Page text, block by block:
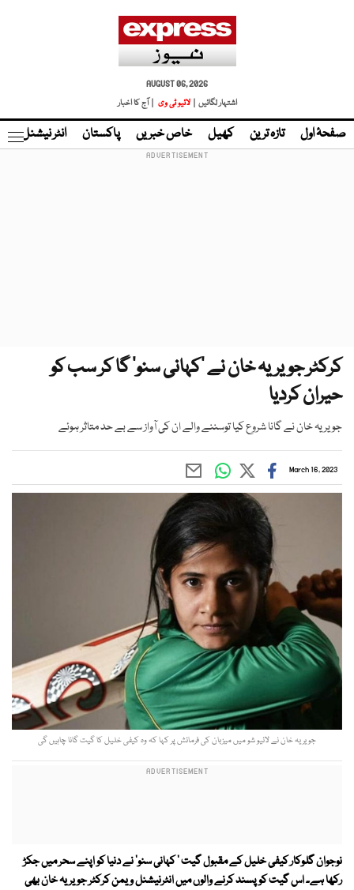
AUGUST 06, 2026
اشتہار لگائیں |
لائیو ٹی وی | آج کا اخبار
صفحۂ اول تازہ ترین کھیل خاص خبریں پاکستان انٹر نیشنل
کرکٹر جویریہ خان نے ’کہانی سنو‘ گا کر سب کو
حیران کردیا
جویریہ خان نے گانا شروع کیا توسننے والے ان کی آواز سے بے حد متاثر ہوئے
March 16, 2023
جویریہ خان نے لائیو شو میں میزبان کی فرمائش پر کہا کہ وہ کیفی خلیل کا گیت گانا چاہیں گی
نوجوان گلوکار کیفی خلیل کے مقبول گیت ' کہانی سنو' نے دنیا کو اپنے سحر میں جکڑ
رکھا ہے۔ اس گیت کو پسند کرنے والوں میں انٹرنیشنل ویمن کرکٹر جویریہ خان بھی